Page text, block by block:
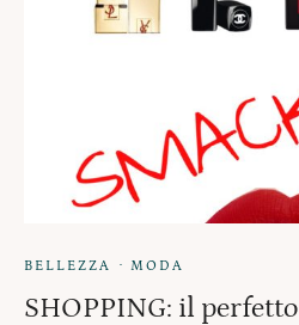
BELLEZZA · MODA
SHOPPING: il